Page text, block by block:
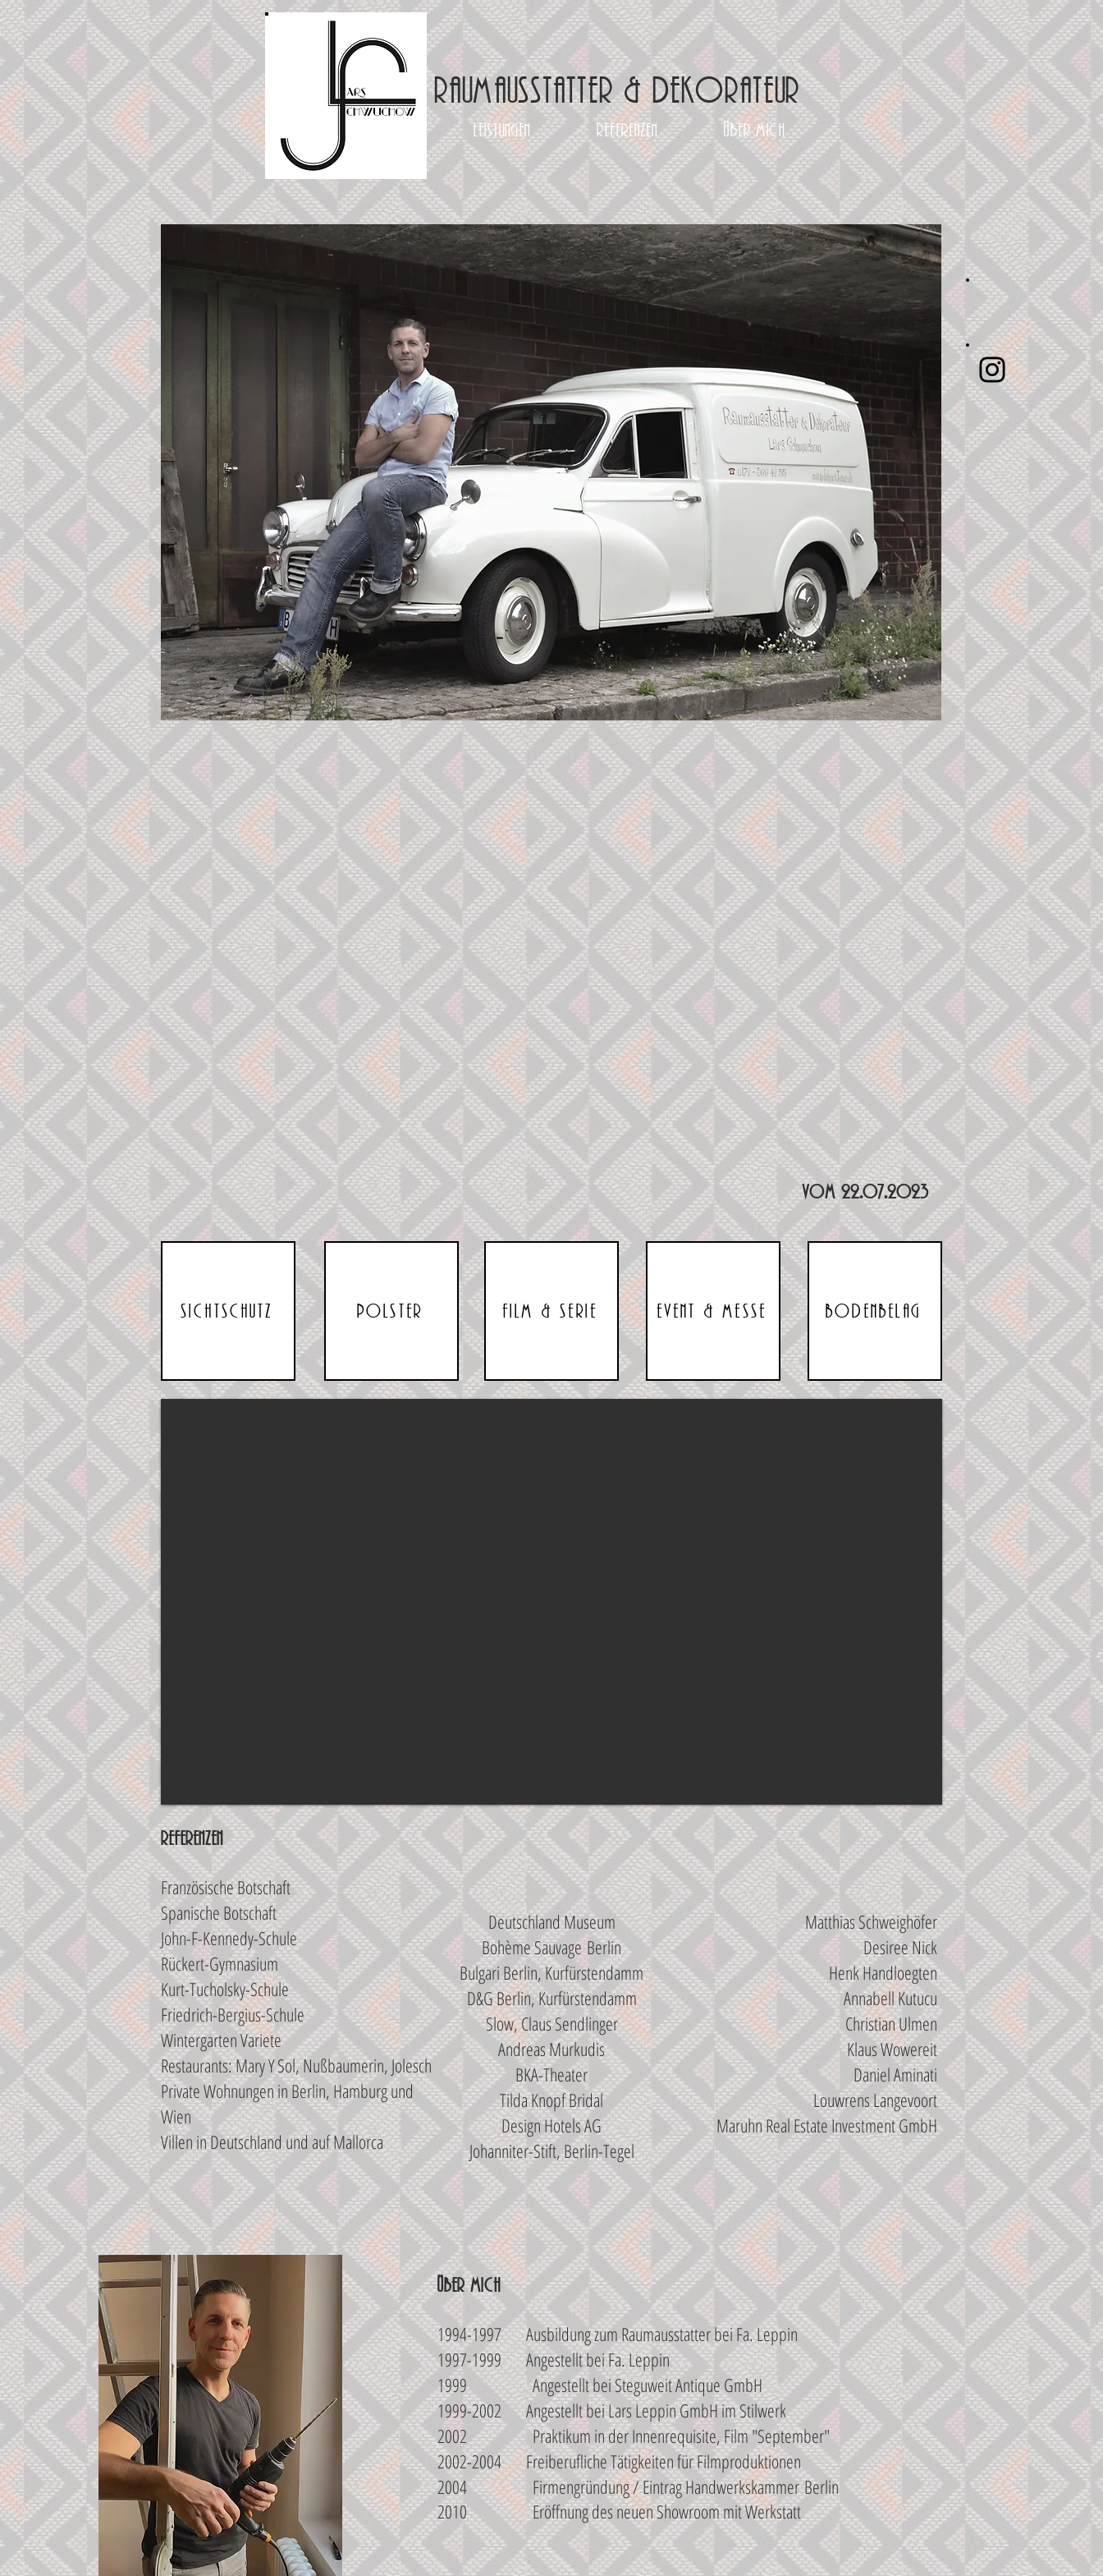
Raumausstatter & Dekorateur
Leistungen Referenzen über mich
vom 22.07.2023
Sichtschutz Polster Film & Serie Event & Messe Bodenbelag
Referenzen
Französische Botschaft
Spanische Botschaft
John-F-Kennedy-Schule
Rückert-Gymnasium
Kurt-Tucholsky-Schule
Friedrich-Bergius-Schule
Wintergarten Variete
Restaurants: Mary Y Sol, Nußbaumerin, Jolesch
Private Wohnungen in Berlin, Hamburg und
Wien
Villen in Deutschland und auf Mallorca
Deutschland Museum
Bohème Sauvage Berlin
Bulgari Berlin, Kurfürstendamm
D&G Berlin, Kurfürstendamm
Slow, Claus Sendlinger
Andreas Murkudis
BKA-Theater
Tilda Knopf Bridal
Design Hotels AG
Johanniter-Stift, Berlin-Tegel
Matthias Schweighöfer
Desiree Nick
Henk Handloegten
Annabell Kutucu
Christian Ulmen
Klaus Wowereit
Daniel Aminati
Louwrens Langevoort
Maruhn Real Estate Investment GmbH
Über mich
1994-1997 Ausbildung zum Raumausstatter bei Fa. Leppin
1997-1999 Angestellt bei Fa. Leppin
1999 Angestellt bei Steguweit Antique GmbH
1999-2002 Angestellt bei Lars Leppin GmbH im Stilwerk
2002 Praktikum in der Innenrequisite, Film "September"
2002-2004 Freiberufliche Tätigkeiten für Filmproduktionen
2004 Firmengründung / Eintrag HandwerkskammerBerlin
2010 Eröffnung des neuen Showroom mit Werkstatt